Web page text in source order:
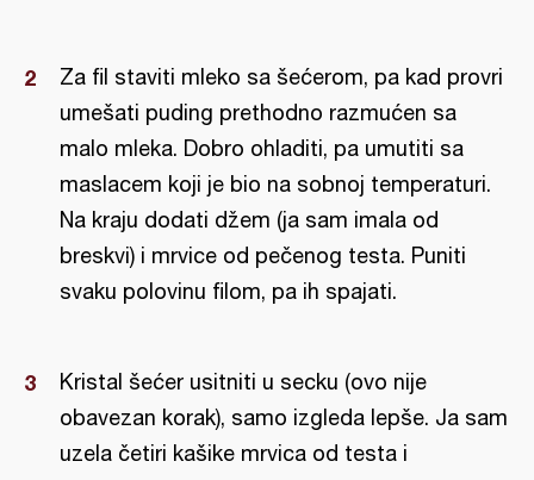
Za fil staviti mleko sa šećerom, pa kad provri
umešati puding prethodno razmućen sa
malo mleka. Dobro ohladiti, pa umutiti sa
maslacem koji je bio na sobnoj temperaturi.
Na kraju dodati džem (ja sam imala od
breskvi) i mrvice od pečenog testa. Puniti
svaku polovinu filom, pa ih spajati.
Kristal šećer usitniti u secku (ovo nije
obavezan korak), samo izgleda lepše. Ja sam
uzela četiri kašike mrvica od testa i